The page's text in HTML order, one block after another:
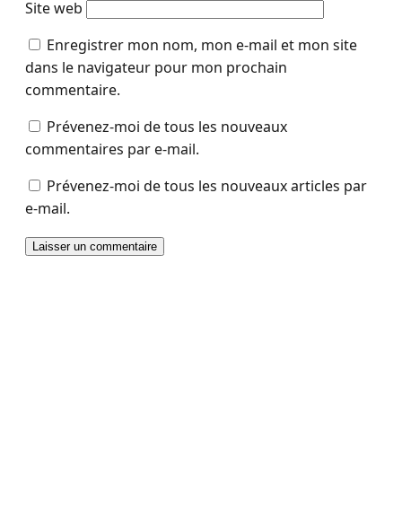
Site web
Enregistrer mon nom, mon e-mail et mon site
dans le navigateur pour mon prochain
commentaire.
Prévenez-moi de tous les nouveaux
commentaires par e-mail.
Prévenez-moi de tous les nouveaux articles par
e-mail.